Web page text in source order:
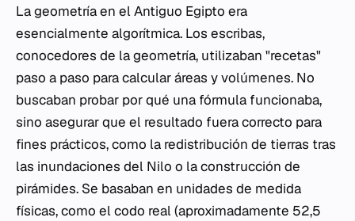
La geometría en el Antiguo Egipto era
esencialmente algorítmica. Los escribas,
conocedores de la geometría, utilizaban "recetas"
paso a paso para calcular áreas y volúmenes. No
buscaban probar por qué una fórmula funcionaba,
sino asegurar que el resultado fuera correcto para
fines prácticos, como la redistribución de tierras tras
las inundaciones del Nilo o la construcción de
pirámides. Se basaban en unidades de medida
físicas, como el codo real (aproximadamente 52,5